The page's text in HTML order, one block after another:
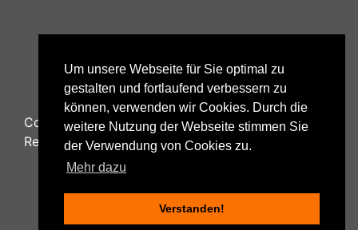
Um unsere Webseite für Sie optimal zu
gestalten und fortlaufend verbessern zu
können, verwenden wir Cookies. Durch die
weitere Nutzung der Webseite stimmen Sie
der Verwendung von Cookies zu.
Mehr dazu
Verstanden!
Copyright © 2026Psychology48.com - All Rights
Reserved.
Datenschutzhinweise